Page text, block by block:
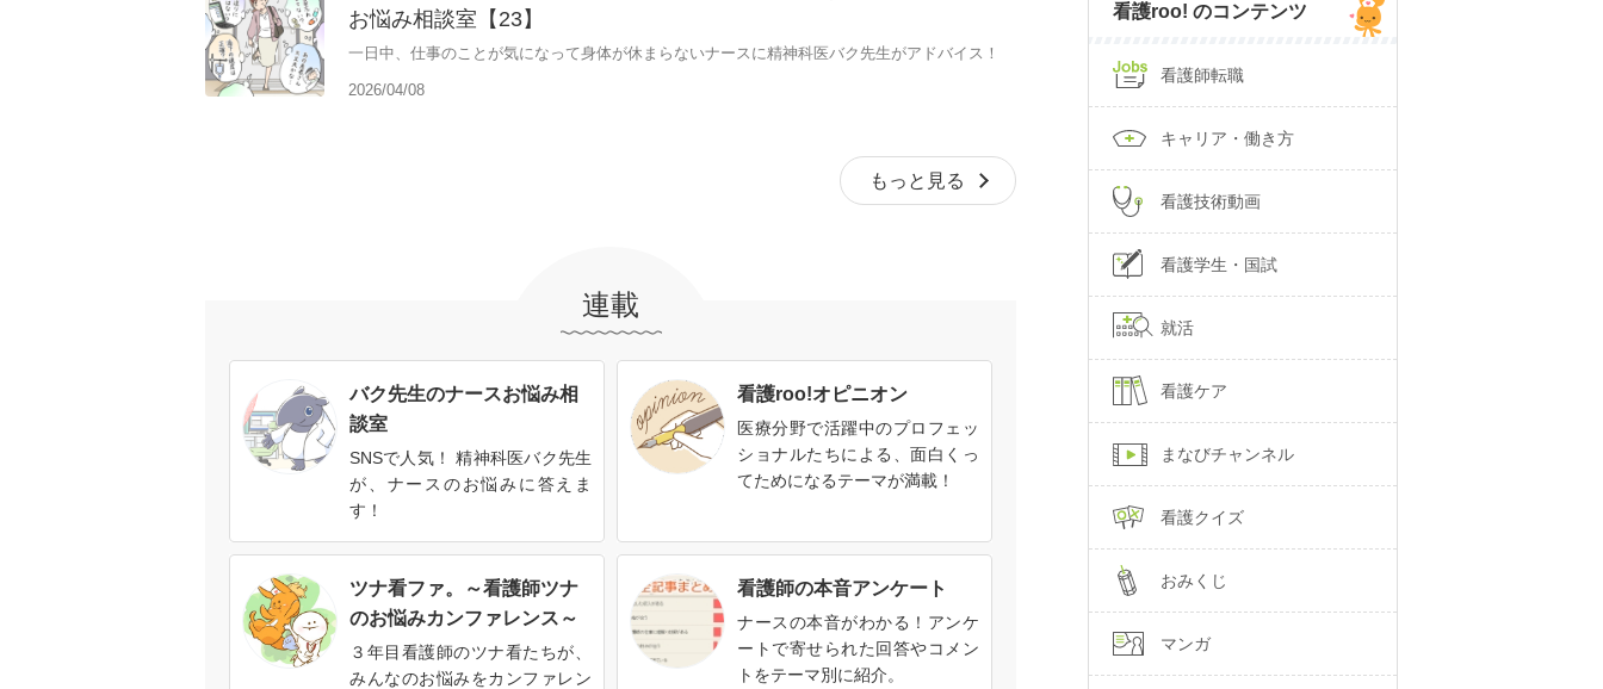
お悩み相談室【23】
一日中、仕事のことが気になって身体が休まらないナースに精神科医バク先生がアドバイス！
2026/04/08
もっと見る
連載
バク先生のナースお悩み相
談室
SNSで人気！ 精神科医バク先生
が、ナースのお悩みに答えま
す！
看護roo!オピニオン
医療分野で活躍中のプロフェッ
ショナルたちによる、面白くっ
てためになるテーマが満載！
ツナ看ファ。～看護師ツナ
のお悩みカンファレンス～
３年目看護師のツナ看たちが、
みんなのお悩みをカンファレン
看護師の本音アンケート
ナースの本音がわかる！アンケ
ートで寄せられた回答やコメン
トをテーマ別に紹介。
看護roo! のコンテンツ
看護師転職
キャリア・働き方
看護技術動画
看護学生・国試
就活
看護ケア
まなびチャンネル
看護クイズ
おみくじ
マンガ